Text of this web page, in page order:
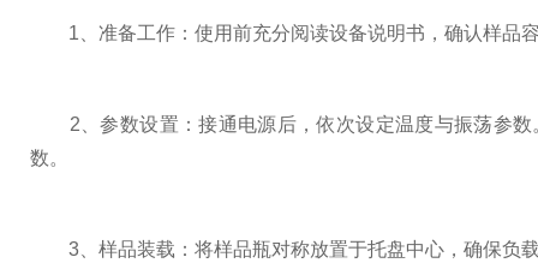
1、准备工作：使用前充分阅读设备说明书，确认样品
2、参数设置：接通电源后，依次设定温度与振荡参数
数。
3、样品装载：将样品瓶对称放置于托盘中心，确保负载